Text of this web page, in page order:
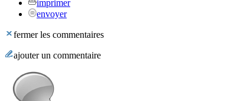
imprimer
envoyer
fermer les commentaires
ajouter un commentaire